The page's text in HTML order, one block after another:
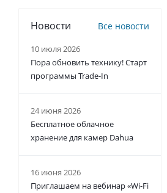
Новости Все новости
10 июля 2026
Пора обновить технику! Старт
программы Trade-In
24 июня 2026
Бесплатное облачное
хранение для камер Dahua
16 июня 2026
Приглашаем на вебинар «Wi-Fi